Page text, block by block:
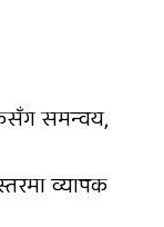
समन्वय,
व्यापक